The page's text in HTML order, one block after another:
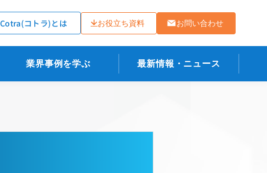
Cotra(コトラ)とは お役立ち資料 お問い合わせ
業界事例を学ぶ 最新情報・ニュース